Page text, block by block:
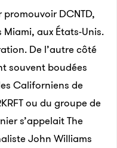
DCNTD,
aux États-Unis.
De l’autre côté
souvent boudées
Californiens de
ou du groupe de
s’appelait The
John Williams